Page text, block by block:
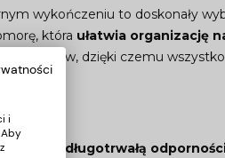
wykończeniu to doskonały
która ułatwia organizację
dzięki czemu
się długotrwałą
i
Aby